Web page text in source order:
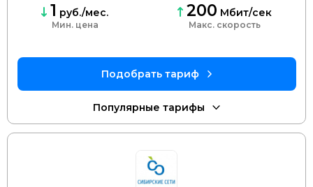
1 руб./мес.
Мин. цена
200 Мбит/сек
скорость